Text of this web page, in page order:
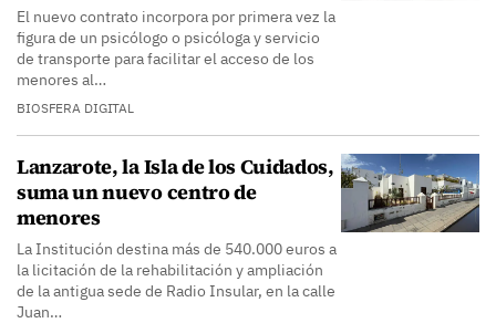
El nuevo contrato incorpora por primera vez la
figura de un psicólogo o psicóloga y servicio
de transporte para facilitar el acceso de los
menores al…
BIOSFERA DIGITAL
Lanzarote, la Isla de los Cuidados,
suma un nuevo centro de
menores
La Institución destina más de 540.000 euros a
la licitación de la rehabilitación y ampliación
de la antigua sede de Radio Insular, en la calle
Juan…